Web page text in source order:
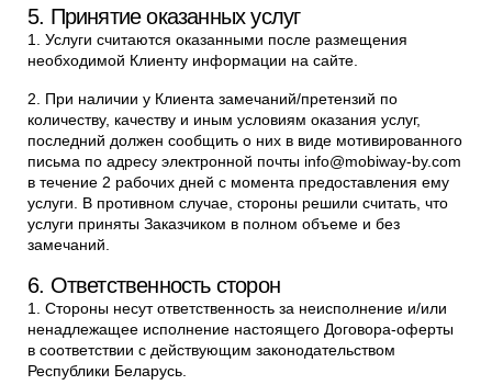
5. Принятие оказанных услуг
1. Услуги считаются оказанными после размещения
необходимой Клиенту информации на сайте.
2. При наличии у Клиента замечаний/претензий по
количеству, качеству и иным условиям оказания услуг,
последний должен сообщить о них в виде мотивированного
письма по адресу электронной почты info@mobiway-by.com
в течение 2 рабочих дней с момента предоставления ему
услуги. В противном случае, стороны решили считать, что
услуги приняты Заказчиком в полном объеме и без
замечаний.
6. Ответственность сторон
1. Стороны несут ответственность за неисполнение и/или
ненадлежащее исполнение настоящего Договора-оферты
в соответствии с действующим законодательством
Республики Беларусь.